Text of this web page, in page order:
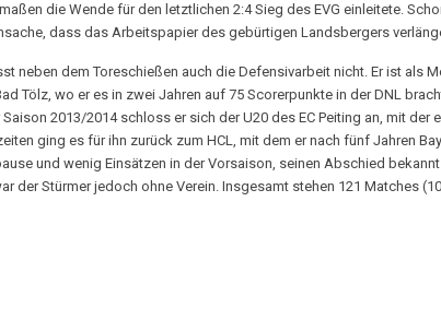
die Wende für den letztlichen 2:4 Sieg des EVG einleitete.
dass das Arbeitspapier des gebürtigen Landsbergers
neben dem Toreschießen auch die Defensivarbeit nicht. Er ist als
Tölz, wo er es in zwei Jahren auf 75 Scorerpunkte in der DNL
2013/2014 schloss er sich der U20 des EC Peiting an, mit
ging es für ihn zurück zum HCL, mit dem er nach fünf Jahren
und wenig Einsätzen in der Vorsaison, seinen Abschied
der Stürmer jedoch ohne Verein. Insgesamt stehen 121 Matches